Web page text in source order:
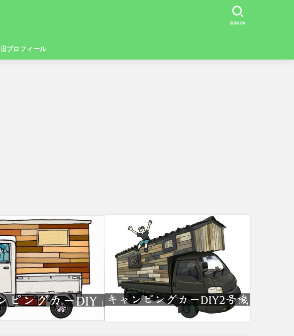
プロフィール
SEARCH